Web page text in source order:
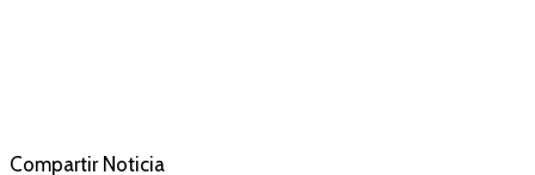
Compartir Noticia